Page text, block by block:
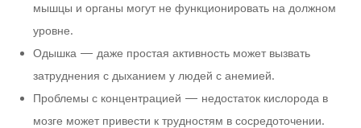
мышцы и органы могут не функционировать на должном
уровне.
Одышка — даже простая активность может вызвать
затруднения с дыханием у людей с анемией.
Проблемы с концентрацией — недостаток кислорода в
мозге может привести к трудностям в сосредоточении.